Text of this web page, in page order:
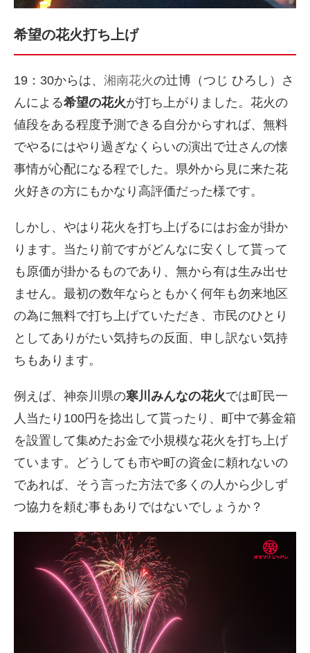
希望の花火打ち上げ
19：30からは、 湘南花火の辻博（つじ ひろし）さ
んによる希望の花火が打ち上がりました。花火の
値段をある程度予測できる自分からすれば、無料
でやるにはやり過ぎなくらいの演出で辻さんの懐
事情が心配になる程でした。県外から見に来た花
火好きの方にもかなり高評価だった様です。
しかし、やはり花火を打ち上げるにはお金が掛か
ります。当たり前ですがどんなに安くして貰って
も原価が掛かるものであり、無から有は生み出せ
ません。最初の数年ならともかく何年も勿来地区
の為に無料で打ち上げていただき、市民のひとり
としてありがたい気持ちの反面、申し訳ない気持
ちもあります。
例えば、神奈川県の寒川みんなの花火では町民一
人当たり100円を捻出して貰ったり、町中で募金箱
を設置して集めたお金で小規模な花火を打ち上げ
ています。どうしても市や町の資金に頼れないの
であれば、そう言った方法で多くの人から少しず
つ協力を頼む事もありではないでしょうか？